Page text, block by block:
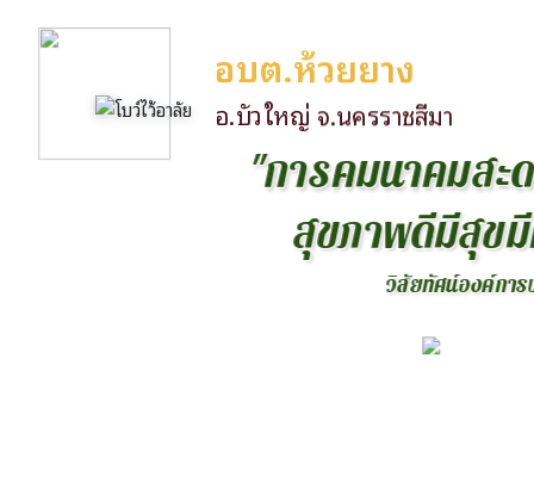
อบต.ห้วยยาง
อ.บัวใหญ่ จ.นครราชสีมา
"การคมนาคมสะด
สขภาพดมสขม
วสยทศนองคการ